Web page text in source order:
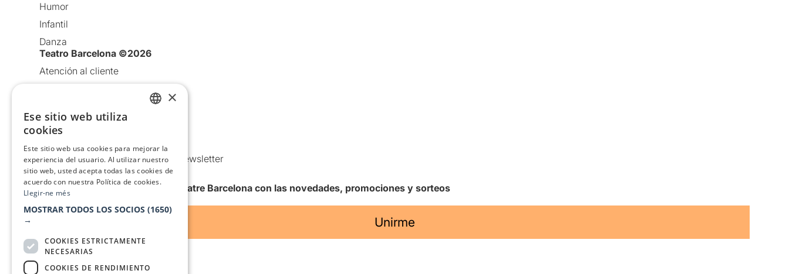
Humor
Infantil
Danza
Teatro Barcelona ©2026
Atención al cliente
Política de Cookies
Comunicaciones comerciales y Newsletter
Anuncia’t
Quiero recibir la newsletter de Teatre Barcelona con las novedades, promociones y sorteos
Unirme
×
Ese sitio web utiliza
cookies
Este sitio web usa cookies para mejorar la
experiencia del usuario. Al utilizar nuestro
sitio web, usted acepta todas las cookies de
acuerdo con nuestra Política de cookies.
Llegir-ne més
MOSTRAR TODOS LOS SOCIOS (1650)
→
COOKIES ESTRICTAMENTE
NECESARIAS
COOKIES DE RENDIMIENTO